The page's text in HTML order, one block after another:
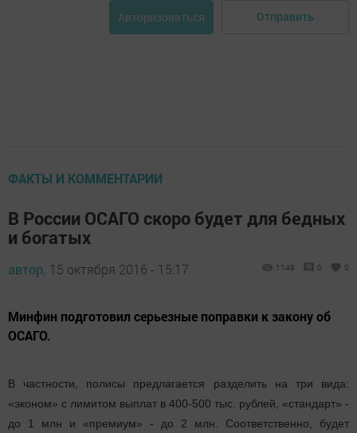
Авторизоваться Отправить
ФАКТЫ И КОММЕНТАРИИ
В России ОСАГО скоро будет для бедных
и богатых
автор, 15 октября 2016 - 15:17 1149 0 0
Минфин подготовил серьезные поправки к закону об
ОСАГО.
В частности, полисы предлагается разделить на три вида:
«эконом» с лимитом выплат в 400-500 тыс. рублей, «стандарт» -
до 1 млн и «премиум» - до 2 млн. Соответственно, будет